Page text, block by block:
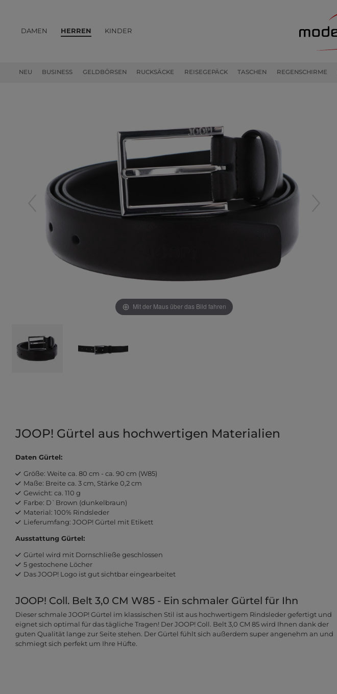
DAMEN HERREN
NEU BUSINESS GELDBÖRSEN RUCKSÄCKE REISEGEPÄCK TASCHEN REGENSCHIRME
KINDER
Mit der Maus über das Bild fahren
JOOP! Gürtel aus hochwertigen Materialien
Daten Gürtel:
Größe: Weite ca. 80 cm - ca. 90 cm (W85)
Maße: Breite ca. 3 cm, Stärke 0,2 cm
Gewicht: ca. 110 g
Farbe: D`Brown (dunkelbraun)
Material: 100% Rindsleder
Lieferumfang: JOOP! Gürtel mit Etikett
Ausstattung Gürtel:
Gürtel wird mit Dornschließe geschlossen
5 gestochene Löcher
Das JOOP! Logo ist gut sichtbar eingearbeitet
JOOP! Coll. Belt 3,0 CM W85 - Ein schmaler Gürtel für Ihn
Dieser schmale JOOP! Gürtel im klassischen Stil ist aus hochwertigem Rindsleder gefertigt und
eignet sich optimal für das tägliche Tragen! Der JOOP! Coll. Belt 3,0 CM 85 wird Ihnen dank der
guten Qualität lange zur Seite stehen. Der Gürtel fühlt sich außerdem super angenehm an und
schmiegt sich perfekt um Ihre Hüfte.